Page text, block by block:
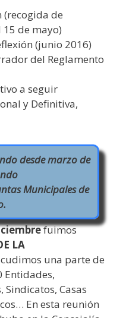
(recogida de
de mayo)
(junio 2016)
del Reglamento
a seguir
y Definitiva,
desde marzo de
Municipales de
fuimos
LA
una parte de
Entidades,
Sindicatos, Casas
En esta reunión